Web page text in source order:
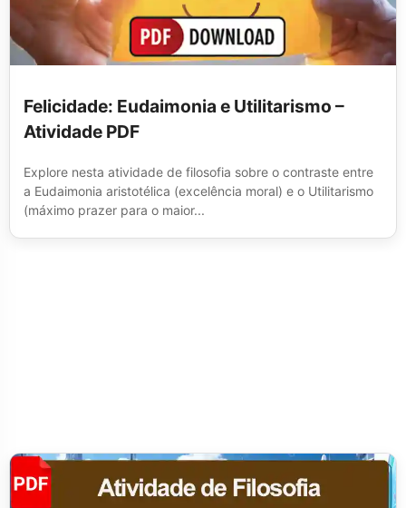
Felicidade: Eudaimonia e Utilitarismo –
Atividade PDF
Explore nesta atividade de filosofia sobre o contraste entre
a Eudaimonia aristotélica (excelência moral) e o Utilitarismo
(máximo prazer para o maior...